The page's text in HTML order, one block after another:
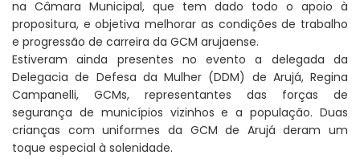
na Câmara Municipal, que tem dado todo o apoio à
propositura, e objetiva melhorar as condições de trabalho
e progressão de carreira da GCM arujaense.
Estiveram ainda presentes no evento a delegada da
Delegacia de Defesa da Mulher (DDM) de Arujá, Regina
Campanelli, GCMs, representantes das forças de
segurança de municípios vizinhos e a população. Duas
crianças com uniformes da GCM de Arujá deram um
toque especial à solenidade.